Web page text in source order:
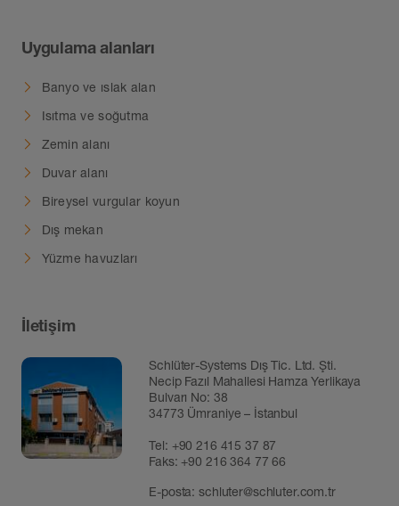
Uygulama alanları
Banyo ve ıslak alan
Isıtma ve soğutma
Zemin alanı
Duvar alanı
Bireysel vurgular koyun
Dış mekan
Yüzme havuzları
İletişim
Schlüter-Systems Dış Tic. Ltd. Şti.
Necip Fazıl Mahallesi Hamza Yerlikaya
Bulvarı No: 38
34773 Ümraniye – İstanbul
Tel: +90 216 415 37 87
Faks: +90 216 364 77 66
E-posta:schluter@schluter.com.tr